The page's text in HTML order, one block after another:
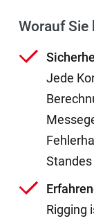
Worauf
Jede
Rigging